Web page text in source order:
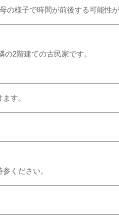
様子で時間が前後する可能性が
2階建ての古民家です。
す。
ください。